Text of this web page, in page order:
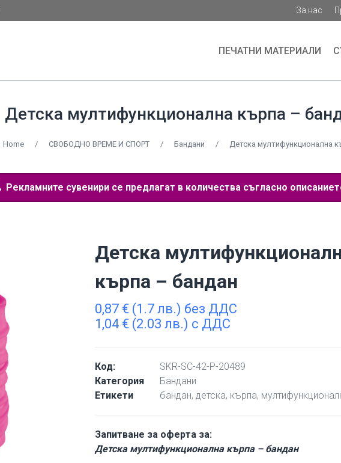
За нас
ПЕЧАТНИ МАТЕРИАЛИ
Детска мултифункционална кърпа –
Home / СВОБОДНО ВРЕМЕ И СПОРТ / Бандани / Детска мултифункционална
Рекламните сувенири се предлагат в количества съгласно
Детска
кърпа – бандан
0,87 € (1.7 лв.) без ДДС
1,04 € (2.03 лв.) с ДДС
Код:
SKR-SC-42-P-20489
Категория
Бандани
Етикети
бандан,детска, кърпа,
Запитване за оферта за:
Детска мултифункционална кърпа – бандан